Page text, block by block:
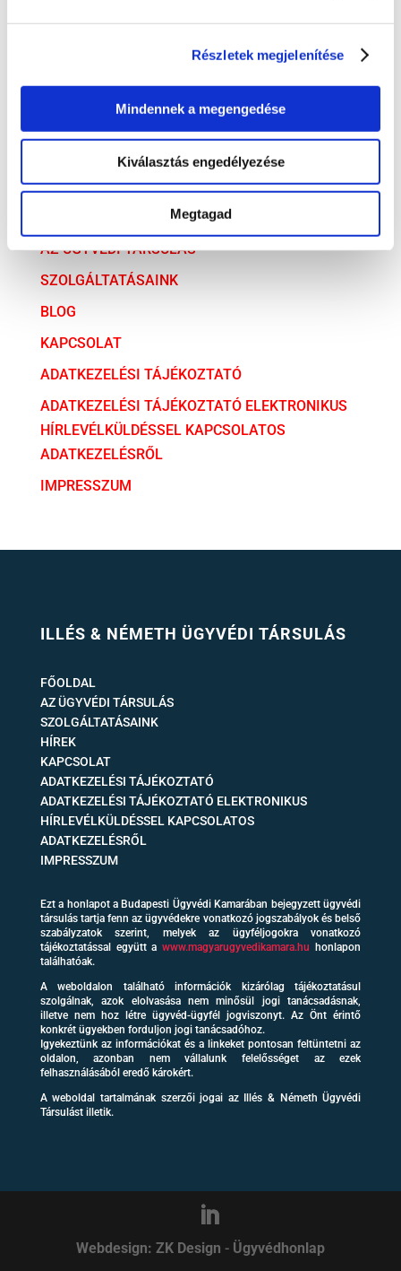
Részletek megjelenítése
Mindennek a megengedése
Kiválasztás engedélyezése
Megtagad
Polgári jog
Társasági jog
ARCHÍVUM
ARCHÍVUM
AZ ÜGYVÉDI TÁRSULÁS
SZOLGÁLTATÁSAINK
BLOG
KAPCSOLAT
ADATKEZELÉSI TÁJÉKOZTATÓ
ADATKEZELÉSI TÁJÉKOZTATÓ ELEKTRONIKUS
HÍRLEVÉLKÜLDÉSSEL KAPCSOLATOS
ADATKEZELÉSRŐL
IMPRESSZUM
ILLÉS & NÉMETH ÜGYVÉDI TÁRSULÁS
FŐOLDAL
AZ ÜGYVÉDI TÁRSULÁS
SZOLGÁLTATÁSAINK
HÍREK
KAPCSOLAT
ADATKEZELÉSI TÁJÉKOZTATÓ
ADATKEZELÉSI TÁJÉKOZTATÓ ELEKTRONIKUS
HÍRLEVÉLKÜLDÉSSEL KAPCSOLATOS
ADATKEZELÉSRŐL
IMPRESSZUM
Ezt a honlapot a Budapesti Ügyvédi Kamarában bejegyzett ügyvédi
társulás tartja fenn az ügyvédekre vonatkozó jogszabályok és belső
szabályzatok szerint, melyek az ügyféljogokra vonatkozó
tájékoztatással együtt awww.magyarugyvedikamara.hu honlapon
találhatóak.
A weboldalon található információk kizárólag tájékoztatásul
szolgálnak, azok elolvasása nem minősül jogi tanácsadásnak,
illetve nem hoz létre ügyvéd-ügyfél jogviszonyt. Az Önt érintő
konkrét ügyekben forduljon jogi tanácsadóhoz.
Igyekeztünk az információkat és a linkeket pontosan feltüntetni az
oldalon, azonban nem vállalunk felelősséget az ezek
felhasználásából eredő károkért.
A weboldal tartalmának szerzői jogai az Illés & Németh Ügyvédi
Társulást illetik.
Webdesign: ZK Design - Ügyvédhonlap